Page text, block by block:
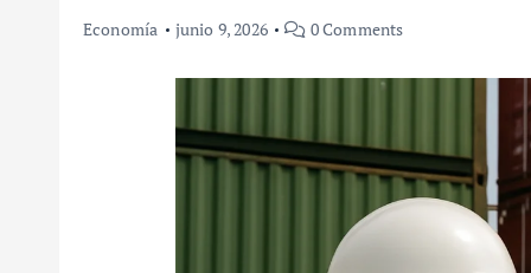
Economía junio 9, 2026 0 Comments